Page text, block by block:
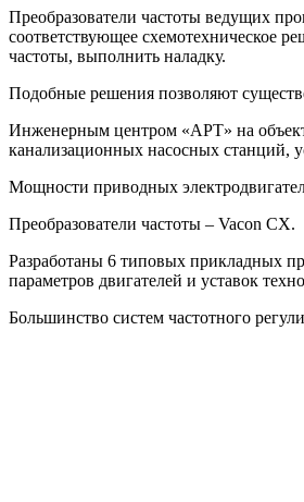
Преобразователи частоты ведущих
соответствующее схемотехническое
частоты, выполнить наладку.
Подобные решения позволяют
Инженерным центром «АРТ» на
канализационных насосных станций,
Мощности приводных
Преобразователи частоты – Vacon CX.
Разработаны 6 типовых прикладных
параметров двигателей и уставок
Большинство систем частотного